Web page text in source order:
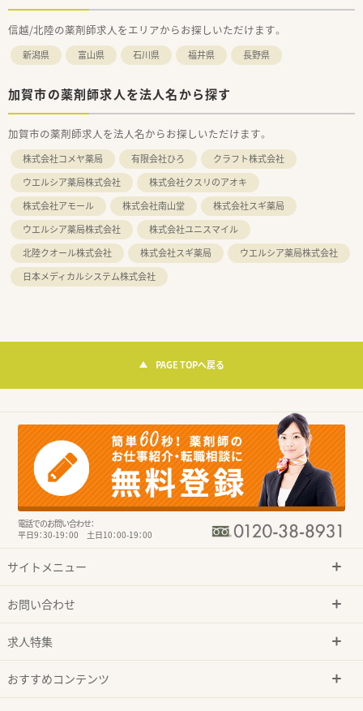
信越/北陸の薬剤師求人をエリアからお探しいただけます。
新潟県 富山県 石川県 福井県 長野県
加賀市の薬剤師求人を法人名から探す
加賀市の薬剤師求人を法人名からお探しいただけます。
株式会社コメヤ薬局 有限会社ひろ
クラフト株式会社
ウエルシア薬局株式会社
株式会社クスリのアオキ
株式会社アモール
株式会社南山堂
株式会社スギ薬局
ウエルシア薬局株式会社
株式会社ユニスマイル
北陸クオール株式会社
株式会社スギ薬局
ウエルシア薬局株式会社
日本メディカルシステム株式会社
PAGE TOPへ戻る
電話でのお問い合わせ：
平日9：30-19：00 土日10：00-19：00
サイトメニュー
お問い合わせ
求人特集
おすすめコンテンツ